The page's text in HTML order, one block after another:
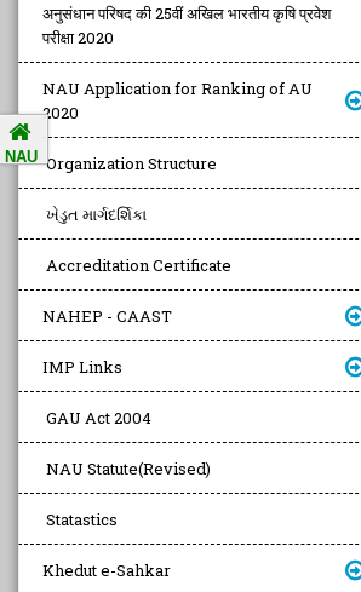
अनुसंधान परिषद की 25वीं अखिल भारतीय कृषि प्रवेश
परीक्षा 2020
NAU Application for Ranking of AU
2020
Organization Structure
ખેડુત માર્ગદર્શિકા
Accreditation Certificate
NAHEP - CAAST
IMP Links
GAU Act 2004
NAU Statute(Revised)
Statastics
Khedut e-Sahkar
NAU